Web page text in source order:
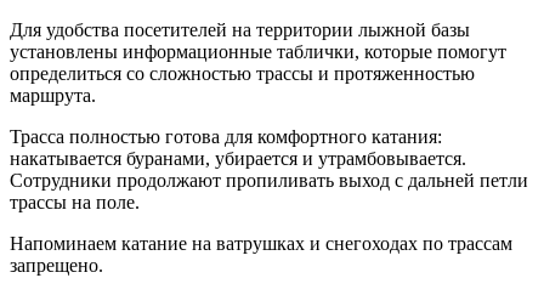
Для удобства посетителей на территории лыжной базы
установлены информационные таблички, которые помогут
определиться со сложностью трассы и протяженностью
маршрута.
Трасса полностью готова для комфортного катания:
накатывается буранами, убирается и утрамбовывается.
Сотрудники продолжают пропиливать выход с дальней петли
трассы на поле.
Напоминаем катание на ватрушках и снегоходах по трассам
запрещено.